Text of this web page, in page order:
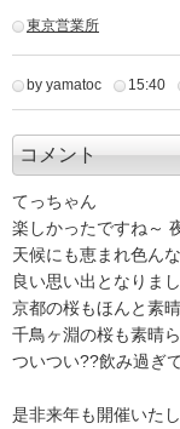
東京営業所
by yamatoc 15:40
コメント
てっちゃん
楽しかったですね～
天候にも恵まれ色ん
良い思い出となりまし
京都の桜もほんと素
千鳥ヶ淵の桜も素晴
ついつい??飲み過ぎ
是非来年も開催いた